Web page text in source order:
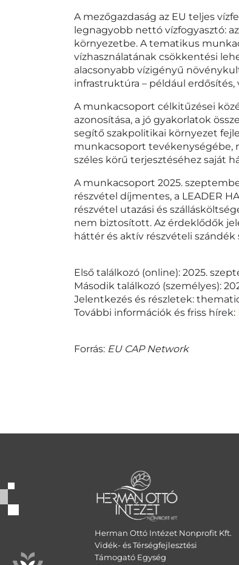
A mezőgazdaság az EU teljes
legnagyobb nettó vízfogyasztó:
környezetbe. A tematikus
vízhasználatának csökkentési
alacsonyabb vízigényű
infrastruktúra – például erdősítés,
A munkacsoport célkitűzései
azonosítása, a jó gyakorlatok
segítő szakpolitikai környezet
munkacsoport tevékenységébe,
széles körű terjesztéséhez saját
A munkacsoport 2025.
részvétel díjmentes, a LEADER
részvétel utazási és
nem biztosított. Az érdeklődők
háttér és aktív részvételi szándék
Első találkozó (online): 2025.
Második találkozó (személyes):
Jelentkezés és részletek:
További információk és friss hírek:
Forrás: EU CAP Network
Herman Ottó Intézet Nonprofit Kft.
Vidék- és Térségfejlesztési
Támogató Egység